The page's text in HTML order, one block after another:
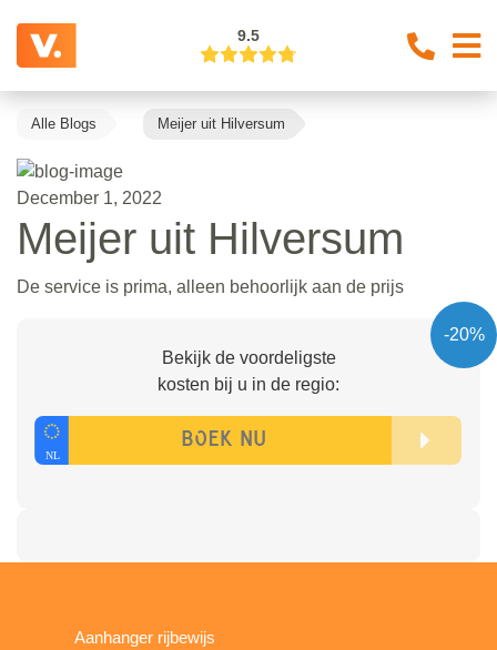
9.5
Alle Blogs Meijer uit Hilversum
December 1, 2022
Meijer uit Hilversum
De service is prima, alleen behoorlijk aan de prijs
-20%
Bekijk de voordeligste
kosten bij u in de regio:
Aanhanger rijbewijs